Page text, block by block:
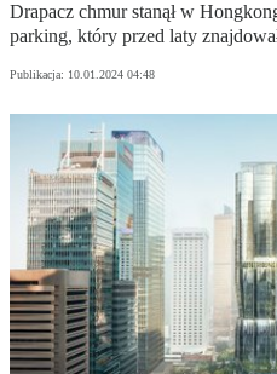
Drapacz chmur stanął w
parking, który przed laty
Publikacja: 10.01.2024 04:48